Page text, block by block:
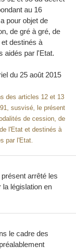
au 16
pour objet de
de gré à gré, de
destinés à
aidés par l'Etat.
du 25 août 2015
des articles 12 et 13
susvisé, le présent
de cession, de
l'Etat et destinés à
par l'Etat.
arrêté les
législation en
le cadre des